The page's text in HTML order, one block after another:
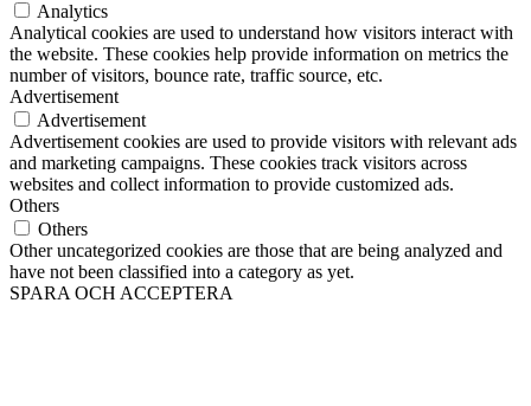
Analytics
Analytical cookies are used to understand how visitors interact with
the website. These cookies help provide information on metrics the
number of visitors, bounce rate, traffic source, etc.
Advertisement
Advertisement
Advertisement cookies are used to provide visitors with relevant ads
and marketing campaigns. These cookies track visitors across
websites and collect information to provide customized ads.
Others
Others
Other uncategorized cookies are those that are being analyzed and
have not been classified into a category as yet.
SPARA OCH ACCEPTERA